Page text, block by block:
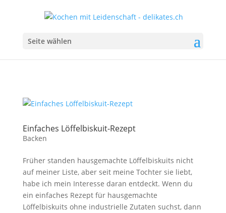
Seite wählen
Einfaches Löffelbiskuit-Rezept
Backen
Früher standen hausgemachte Löffelbiskuits nicht
auf meiner Liste, aber seit meine Tochter sie liebt,
habe ich mein Interesse daran entdeckt. Wenn du
ein einfaches Rezept für hausgemachte
Löffelbiskuits ohne industrielle Zutaten suchst, dann